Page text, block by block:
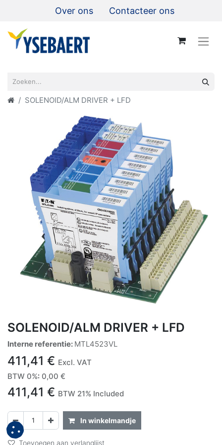
Over ons Contacteer ons
SOLENOID/ALM DRIVER + LFD
SOLENOID/ALM DRIVER + LFD
Interne referentie: MTL4523VL
411,41 € Excl. VAT
BTW 0%: 0,00 €
411,41 € BTW 21% Included
In winkelmandje
Toevoegen aan verlanglijst